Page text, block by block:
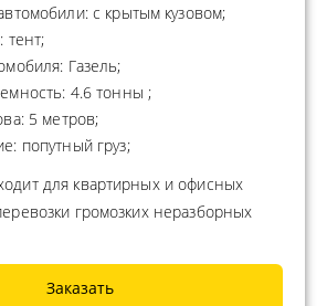
с крытым кузовом;
тент;
Газель;
4.6 тонны ;
5 метров;
попутный груз;
для квартирных и офисных
громозких неразборных
Заказать